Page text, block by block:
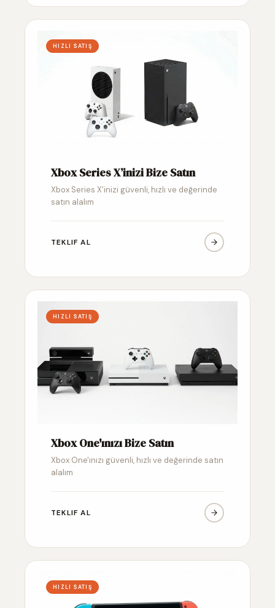
HIZLI SATIŞ
Xbox Series X’inizi Bize Satın
Xbox Series X’inizi güvenli, hızlı ve değerinde
satın alalım
TEKLIF AL
HIZLI SATIŞ
Xbox One'ınızı Bize Satın
Xbox One'ınızı güvenli, hızlı ve değerinde satın
alalım
TEKLIF AL
HIZLI SATIŞ